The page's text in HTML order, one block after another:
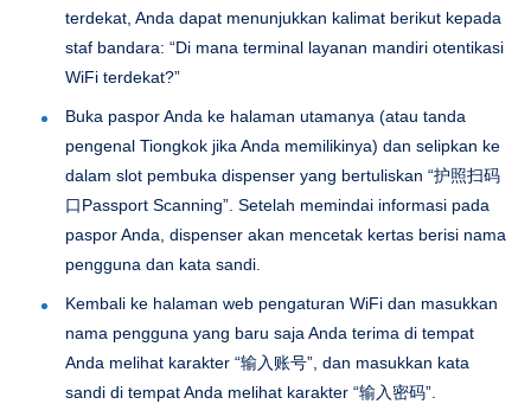
terdekat, Anda dapat menunjukkan kalimat berikut kepada
staf bandara: “Di mana terminal layanan mandiri otentikasi
WiFi terdekat?”
Buka paspor Anda ke halaman utamanya (atau tanda
pengenal Tiongkok jika Anda memilikinya) dan selipkan ke
dalam slot pembuka dispenser yang bertuliskan “护照扫码
口Passport Scanning”. Setelah memindai informasi pada
paspor Anda, dispenser akan mencetak kertas berisi nama
pengguna dan kata sandi.
Kembali ke halaman web pengaturan WiFi dan masukkan
nama pengguna yang baru saja Anda terima di tempat
Anda melihat karakter “输入账号”, dan masukkan kata
sandi di tempat Anda melihat karakter “输入密码”.